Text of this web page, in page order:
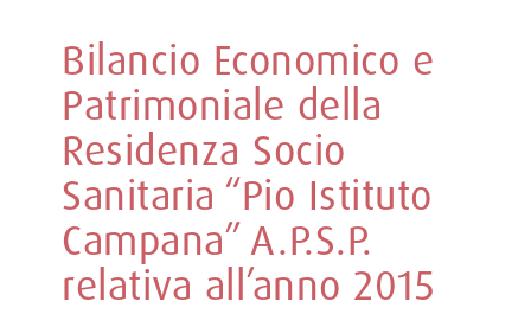
Bilancio Economico e
Patrimoniale della
Residenza Socio
Sanitaria “Pio Istituto
Campana” A.P.S.P.
relativa all’anno 2015